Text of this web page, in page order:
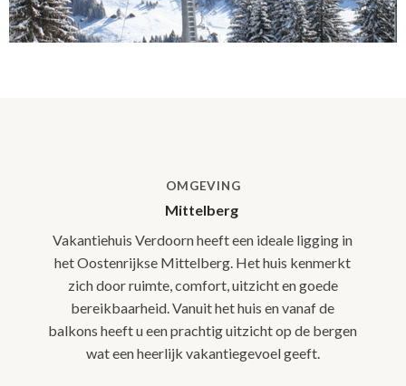
OMGEVING
Mittelberg
Vakantiehuis Verdoorn heeft een ideale ligging in
het Oostenrijkse Mittelberg. Het huis kenmerkt
zich door ruimte, comfort, uitzicht en goede
bereikbaarheid. Vanuit het huis en vanaf de
balkons heeft u een prachtig uitzicht op de bergen
wat een heerlijk vakantiegevoel geeft.